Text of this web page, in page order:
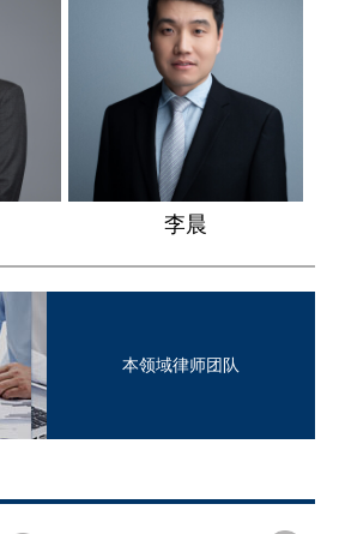
李晨
本领域律师团队